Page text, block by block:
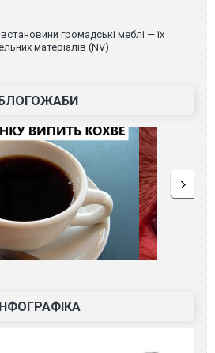
громадські меблі — їх
матеріалів (NV)
БЛОГОЖАБИ
ІНФОГРАФІКА